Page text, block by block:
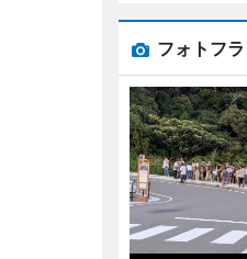
フォトフ